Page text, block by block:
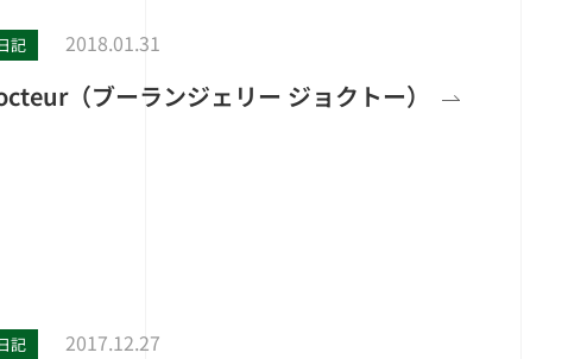
記 2018.01.31
（ブーランジェリー ジョクトー）
記 2017.12.27